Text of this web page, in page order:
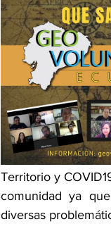
Territorio y
comunidad ya
diversas